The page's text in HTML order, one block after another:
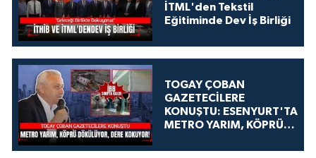
İTML'den Tekstil
Eğitiminde Dev İş Birliği
TOGAY ÇOBAN
GAZETECİLERE
KONUŞTU: ESENYURT'TA
METRO YARIM, KÖPRÜ
KOKUYOR!